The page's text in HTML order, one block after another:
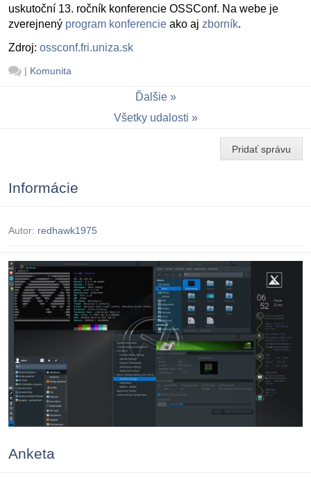
uskutoční 13. ročník konferencie OSSConf. Na webe je
zverejnený program konferencie ako aj zborník.
Zdroj: ossconf.fri.uniza.sk
| Komunita
Ďalšie
Všetky udalosti
Pridať správu
Informácie
Autor: redhawk1975
Anketa